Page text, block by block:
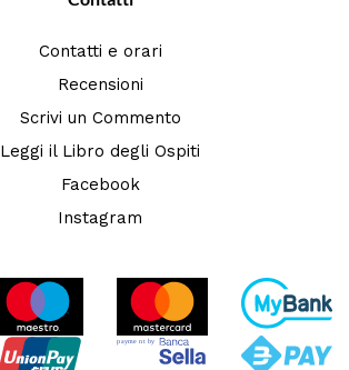
Contatti e orari
Recensioni
Scrivi un Commento
Leggi il Libro degli Ospiti
Facebook
Instagram